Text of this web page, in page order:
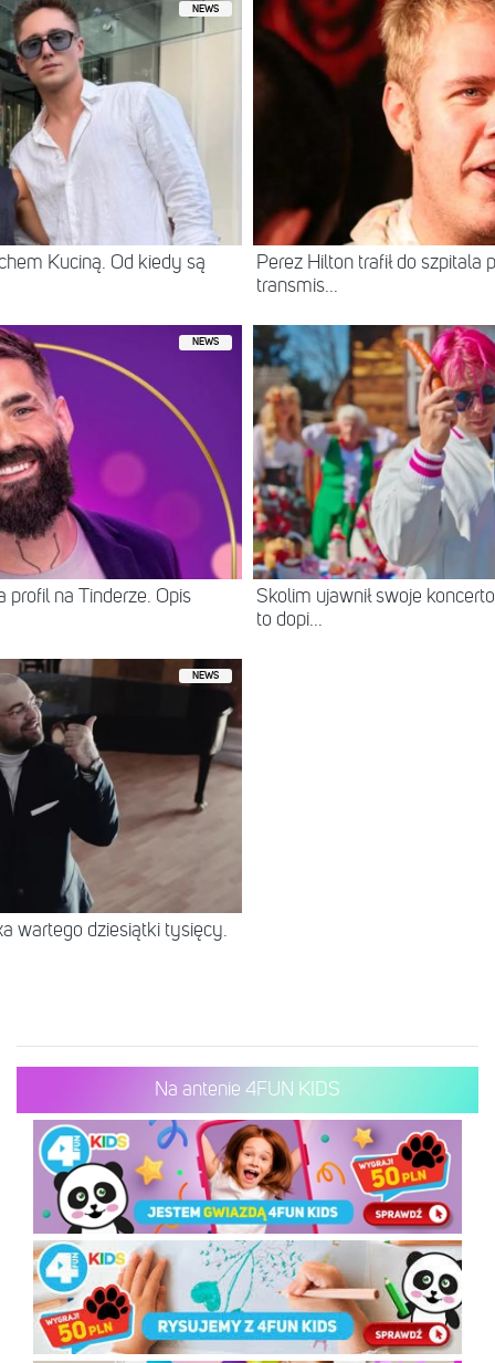
NEWS
Kuciną. Od kiedy są
Perez Hilton trafił do szpitala
transmis...
NEWS
profil na Tinderze. Opis
Skolim ujawnił swoje
to dopi...
NEWS
wartego dziesiątki tysięcy.
Na antenie 4FUN KIDS